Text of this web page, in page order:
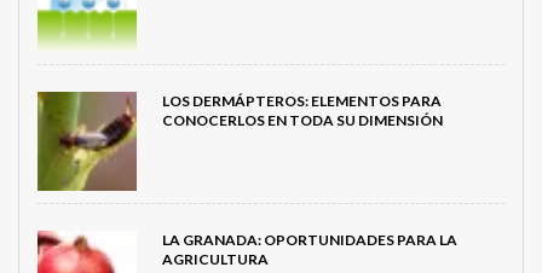
LOS DERMÁPTEROS: ELEMENTOS PARA
CONOCERLOS EN TODA SU DIMENSIÓN
LA GRANADA: OPORTUNIDADES PARA LA
AGRICULTURA